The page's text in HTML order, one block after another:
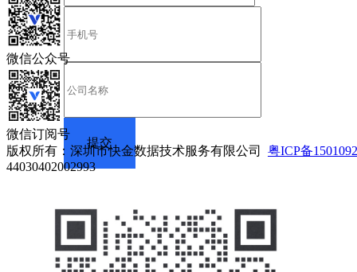
微信公众号
微信订阅号
版权所有：深圳市快金数据技术服务有限公司 粤ICP备
44030402002993